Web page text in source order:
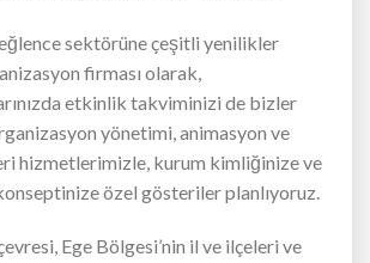
sektörüne çeşitli yenilikler
firması olarak,
etkinlik takviminizi de bizler
yönetimi, animasyon ve
hizmetlerimizle, kurum kimliğinize ve
özel gösteriler planlıyoruz.
Ege Bölgesi’nin il ve ilçeleri ve